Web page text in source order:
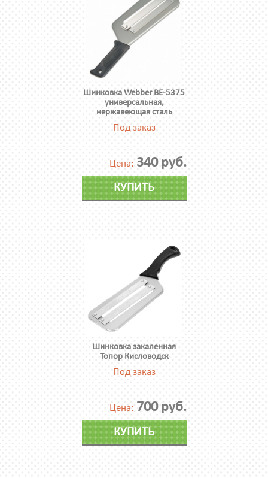
Шинковка Webber BE-5375
универсальная,
нержавеющая сталь
Под заказ
Цена: 340 руб.
КУПИТЬ
Шинковка закаленная
Топор Кисловодск
Под заказ
Цена: 700 руб.
КУПИТЬ